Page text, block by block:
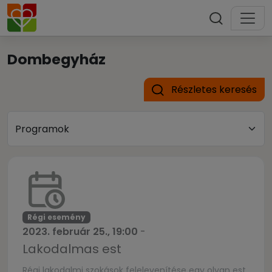
Dombegyház
Részletes keresés
Régi esemény
2023. február 25., 19:00 -
Lakodalmas est